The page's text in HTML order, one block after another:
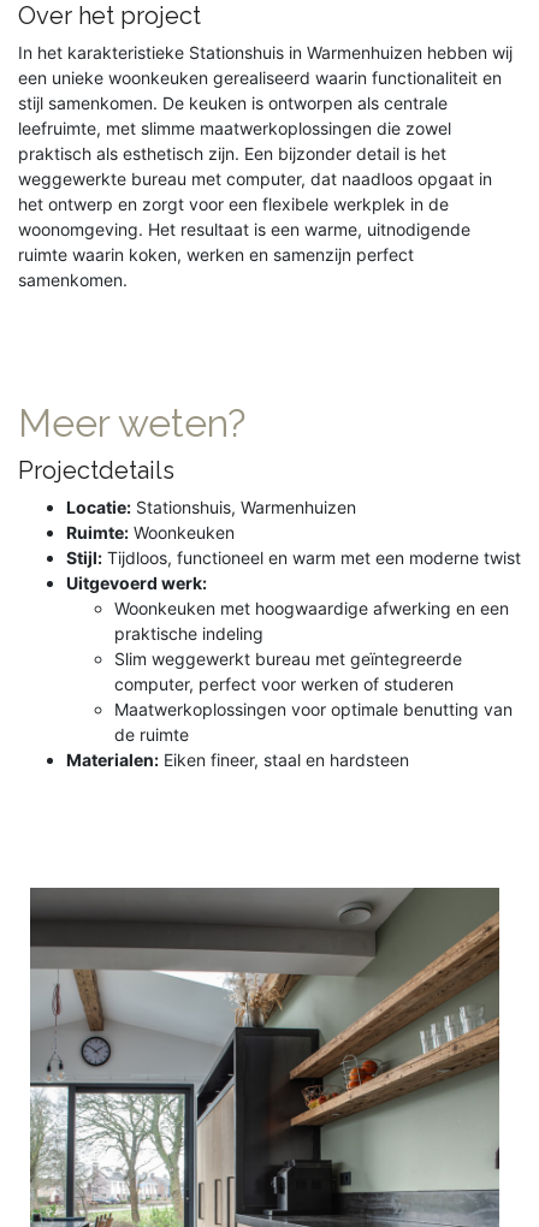
Over het project
In het karakteristieke Stationshuis in Warmenhuizen hebben wij
een unieke woonkeuken gerealiseerd waarin functionaliteit en
stijl samenkomen. De keuken is ontworpen als centrale
leefruimte, met slimme maatwerkoplossingen die zowel
praktisch als esthetisch zijn. Een bijzonder detail is het
weggewerkte bureau met computer, dat naadloos opgaat in
het ontwerp en zorgt voor een flexibele werkplek in de
woonomgeving. Het resultaat is een warme, uitnodigende
ruimte waarin koken, werken en samenzijn perfect
samenkomen.
Meer weten?
Projectdetails
Locatie: Stationshuis, Warmenhuizen
Ruimte: Woonkeuken
Stijl: Tijdloos, functioneel en warm met een moderne twist
Uitgevoerd werk:
Woonkeuken met hoogwaardige afwerking en een
praktische indeling
Slim weggewerkt bureau met geïntegreerde
computer, perfect voor werken of studeren
Maatwerkoplossingen voor optimale benutting van
de ruimte
Materialen: Eiken fineer, staal en hardsteen